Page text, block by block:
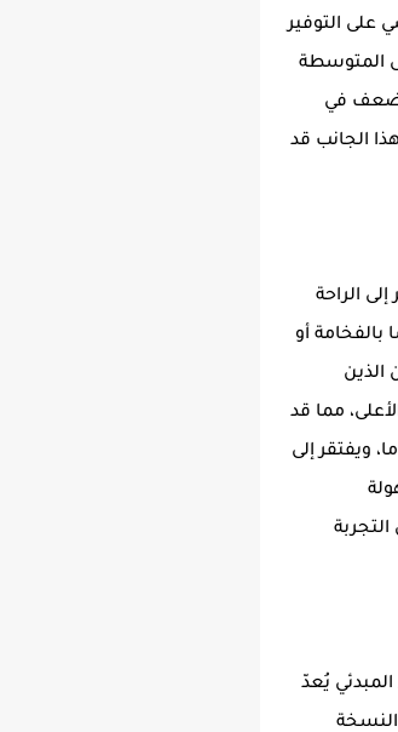
على التوفير
المتوسطة
في
الجانب قد
الراحة
أو
مما قد
ويفتقر إلى
يُعدّ
النسخة